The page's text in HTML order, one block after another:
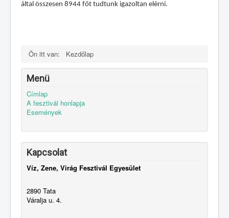
által összesen 8944 főt tudtunk igazoltan elérni.
Ön itt van: Kezdőlap
Menü
Címlap
A fesztivál honlapja
Események
Kapcsolat
Víz, Zene, Virág Fesztivál Egyesület
2890 Tata
Váralja u. 4.